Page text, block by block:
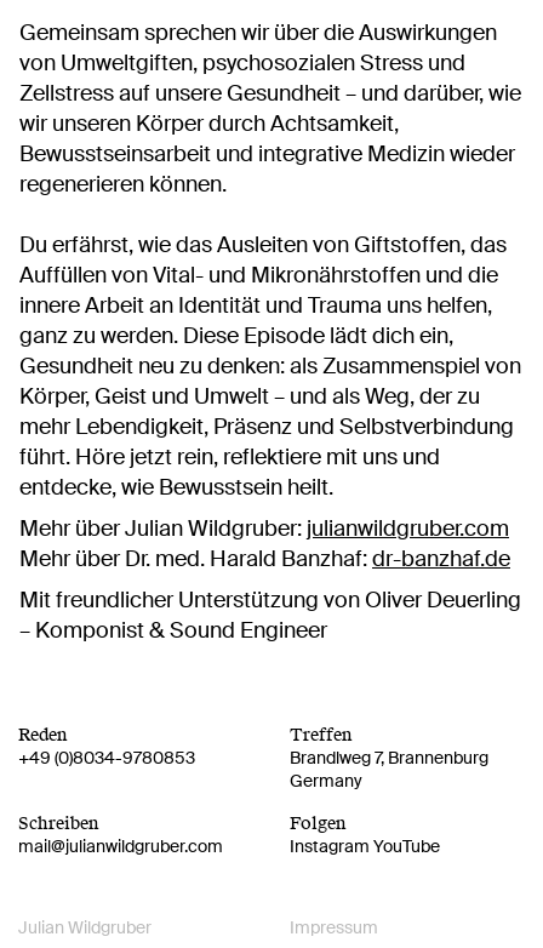
Gemeinsam sprechen wir über die Auswirkungen
von Umweltgiften, psychosozialen Stress und
Zellstress auf unsere Gesundheit – und darüber, wie
wir unseren Körper durch Achtsamkeit,
Bewusstseinsarbeit und integrative Medizin wieder
regenerieren können.
Du erfährst, wie das Ausleiten von Giftstoffen, das
Auffüllen von Vital- und Mikronährstoffen und die
innere Arbeit an Identität und Trauma uns helfen,
ganz zu werden. Diese Episode lädt dich ein,
Gesundheit neu zu denken: als Zusammenspiel von
Körper, Geist und Umwelt – und als Weg, der zu
mehr Lebendigkeit, Präsenz und Selbstverbindung
führt. Höre jetzt rein, reflektiere mit uns und
entdecke, wie Bewusstsein heilt.
Mehr über Julian Wildgruber: julianwildgruber.com
Mehr über Dr. med. Harald Banzhaf:dr-banzhaf.de
Mit freundlicher Unterstützung von Oliver Deuerling
– Komponist & Sound Engineer
Reden
+49 (0)8034-9780853
Treffen
Brandlweg 7 Brannenburg
Germany
Schreiben
mail@julianwildgruber.com
Folgen
Instagram YouTube
Julian Wildgruber Impressum